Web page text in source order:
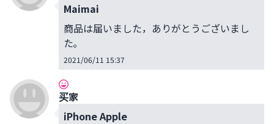
Maimai
商品は届いました，ありがとうございまし
た｡
2021/06/11 15:37
买家
iPhone Apple